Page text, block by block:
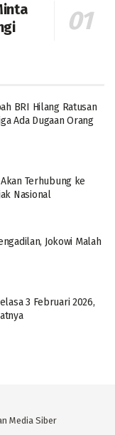
BRI Hilang Ratusan
Ada Dugaan Orang
Terhubung ke
Nasional
Jokowi Malah
3 Februari 2026,
Media Siber